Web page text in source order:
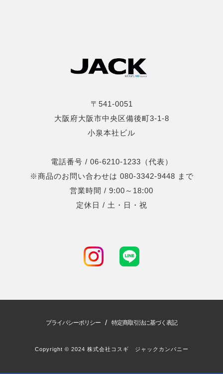
〒541-0051
大阪府大阪市中央区備後町3-1-8
小泉本社ビル
電話番号 / 06-6210-1233（代表）
※商品のお問い合わせは 080-3342-9448 まで
営業時間 / 9:00～18:00
定休日 / 土・日・祝
プライバシーポリシー / 特定商取引法に基づく表記
Copyright © 2024 株式会社コスギ ジャックカンパニー